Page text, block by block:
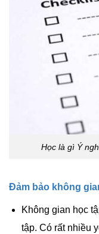
Học là gì Ý
Đảm bảo không
Không gian học
tập. Có rất nhiều